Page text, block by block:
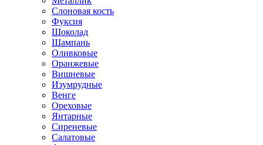
Слоновая кость
Фуксия
Шоколад
Шампань
Оливковые
Оранжевые
Вишневые
Изумрудные
Венге
Ореховые
Янтарные
Сиреневые
Салатовые